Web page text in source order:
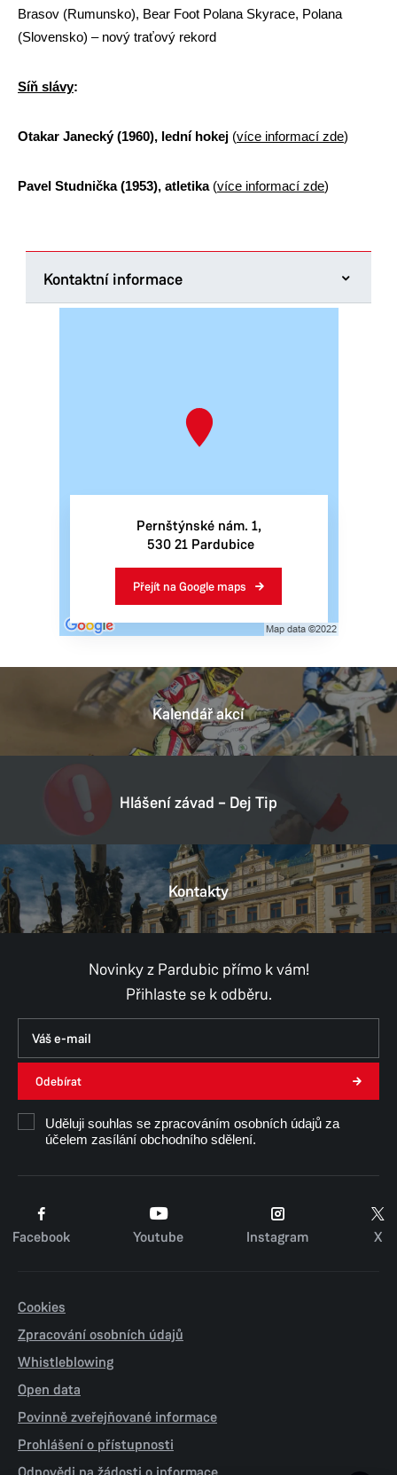
Brasov (Rumunsko), Bear Foot Polana Skyrace, Polana
(Slovensko) – nový traťový rekord
Síň slávy:
Otakar Janecký (1960), lední hokej (více informací zde)
Pavel Studnička (1953), atletika (více informací zde)
Kontaktní informace
radek.strejcek@mmp.cz
8:00–15:30
8:00–14:30
Pernštýnské nám. 1,
​​​​​​​ 530 21 Pardubice
Přejít na Google maps
Kalendář akcí
Hlášení závad – Dej Tip
Kontakty
Novinky z Pardubic přímo k vám!
Přihlaste se k odběru.
Odebírat
Uděluji souhlas se zpracováním osobních údajů za
účelem zasílání obchodního sdělení.
Facebook Youtube Instagram X
Cookies
Zpracování osobních údajů
Whistleblowing
Open data
Povinně zveřejňované informace
Prohlášení o přístupnosti